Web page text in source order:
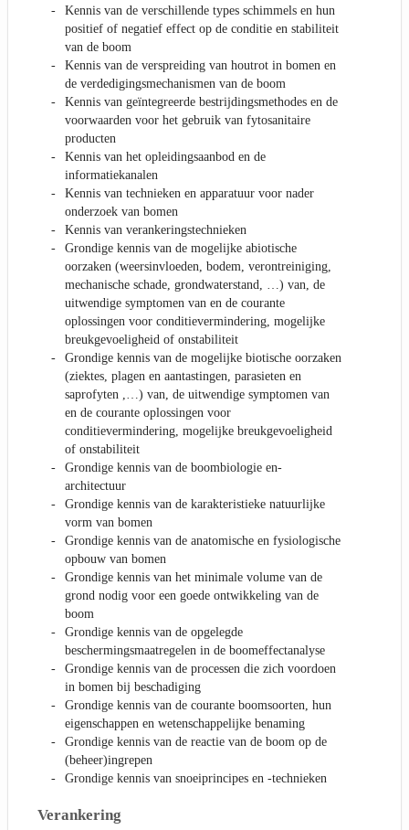
Kennis van de verschillende types schimmels en hun
positief of negatief effect op de conditie en stabiliteit
van de boom
Kennis van de verspreiding van houtrot in bomen en
de verdedigingsmechanismen van de boom
Kennis van geïntegreerde bestrijdingsmethodes en de
voorwaarden voor het gebruik van fytosanitaire
producten
Kennis van het opleidingsaanbod en de
informatiekanalen
Kennis van technieken en apparatuur voor nader
onderzoek van bomen
Kennis van verankeringstechnieken
Grondige kennis van de mogelijke abiotische
oorzaken (weersinvloeden, bodem, verontreiniging,
mechanische schade, grondwaterstand, …) van, de
uitwendige symptomen van en de courante
oplossingen voor conditievermindering, mogelijke
breukgevoeligheid of onstabiliteit
Grondige kennis van de mogelijke biotische oorzaken
(ziektes, plagen en aantastingen, parasieten en
saprofyten ,…) van, de uitwendige symptomen van
en de courante oplossingen voor
conditievermindering, mogelijke breukgevoeligheid
of onstabiliteit
Grondige kennis van de boombiologie en-
architectuur
Grondige kennis van de karakteristieke natuurlijke
vorm van bomen
Grondige kennis van de anatomische en fysiologische
opbouw van bomen
Grondige kennis van het minimale volume van de
grond nodig voor een goede ontwikkeling van de
boom
Grondige kennis van de opgelegde
beschermingsmaatregelen in de boomeffectanalyse
Grondige kennis van de processen die zich voordoen
in bomen bij beschadiging
Grondige kennis van de courante boomsoorten, hun
eigenschappen en wetenschappelijke benaming
Grondige kennis van de reactie van de boom op de
(beheer)ingrepen
Grondige kennis van snoeiprincipes en -technieken
Verankering